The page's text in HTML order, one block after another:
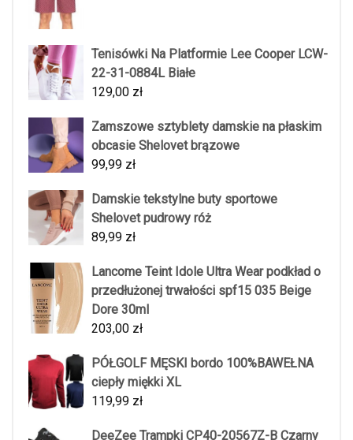
Tenisówki Na Platformie Lee Cooper LCW-
22-31-0884L Białe
129,00 zł
Zamszowe sztyblety damskie na płaskim
obcasie Shelovet brązowe
99,99 zł
Damskie tekstylne buty sportowe
Shelovet pudrowy róż
89,99 zł
Lancome Teint Idole Ultra Wear podkład o
przedłużonej trwałości spf15 035 Beige
Dore 30ml
203,00 zł
PÓŁGOLF MĘSKI bordo 100%BAWEŁNA
ciepły miękki XL
119,99 zł
DeeZee Trampki CP40-20567Z-B Czarny